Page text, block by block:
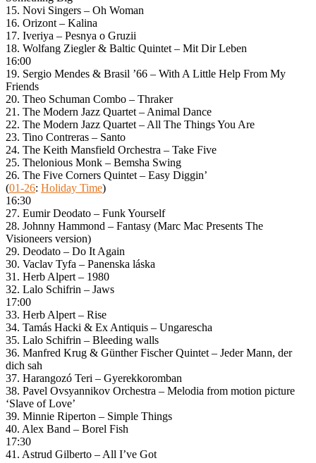
15. Novi Singers – Oh Woman
16. Orizont – Kalina
17. Iveriya – Pesnya o Gruzii
18. Wolfang Ziegler & Baltic Quintet – Mit Dir Leben
16:00
19. Sergio Mendes & Brasil ’66 – With A Little Help From My
Friends
20. Theo Schuman Combo – Thraker
21. The Modern Jazz Quartet – Animal Dance
22. The Modern Jazz Quartet – All The Things You Are
23. Tino Contreras – Santo
24. The Keith Mansfield Orchestra – Take Five
25. Thelonious Monk – Bemsha Swing
26. The Five Corners Quintet – Easy Diggin’
(01-26: Holiday Time)
16:30
27. Eumir Deodato – Funk Yourself
28. Johnny Hammond – Fantasy (Marc Mac Presents The
Visioneers version)
29. Deodato – Do It Again
30. Vaclav Tyfa – Panenska láska
31. Herb Alpert – 1980
32. Lalo Schifrin – Jaws
17:00
33. Herb Alpert – Rise
34. Tamás Hacki & Ex Antiquis – Ungarescha
35. Lalo Schifrin – Bleeding walls
36. Manfred Krug & Günther Fischer Quintet – Jeder Mann, der
dich sah
37. Harangozó Teri – Gyerekkoromban
38. Pavel Ovsyannikov Orchestra – Melodia from motion picture
‘Slave of Love’
39. Minnie Riperton – Simple Things
40. Alex Band – Borel Fish
17:30
41. Astrud Gilberto – All I’ve Got